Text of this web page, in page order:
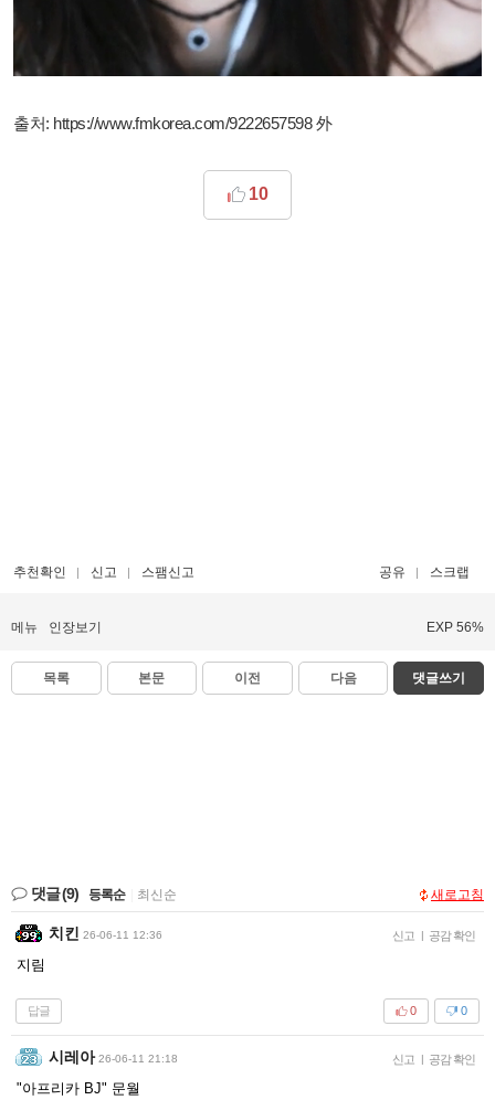
출처: https://www.fmkorea.com/9222657598外
10
추천확인 신고 스팸신고 공유 스크랩
메뉴 인장보기 EXP 56%
목록 본문 이전 다음 댓글쓰기
댓글(9) 등록순 최신순 새로고침
치킨 26-06-11 12:36 신고 | 공감 확인
지림
답글 0
0
시레아 26-06-11 21:18 신고 | 공감 확인
"아프리카 BJ" 문월